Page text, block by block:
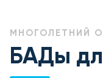
МНОГОЛЕТНИЙ
БАДы